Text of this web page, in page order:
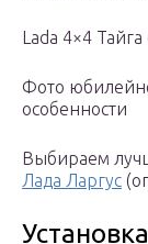
Lada 4×4
Фото
особенности
Выбираем
Лада Ларгус